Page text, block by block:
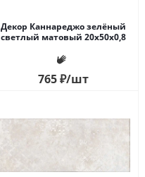
Декор Каннареджо зелёный
светлый матовый 20x50x0,8
765₽/шт